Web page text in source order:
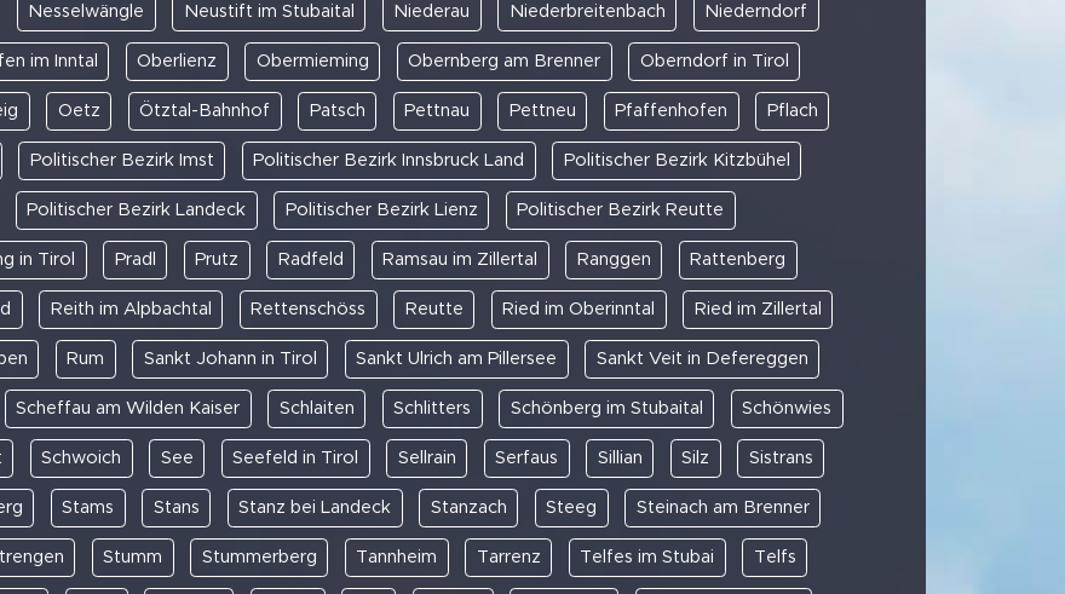
Nesselwängle Neustift im Stubaital Niederau Niederbreitenbach Niederndorf
im Inntal Oberlienz Obermieming Obernberg am Brenner Oberndorf in Tirol
Oetz Ötztal-Bahnhof Patsch Pettnau Pettneu Pfaffenhofen Pflach
Politischer Bezirk Imst Politischer Bezirk Innsbruck Land Politischer Bezirk Kitzbühel
Politischer Bezirk Landeck Politischer Bezirk Lienz Politischer Bezirk Reutte
in Tirol Pradl Prutz Radfeld Ramsau im Zillertal Ranggen Rattenberg
Reith im Alpbachtal Rettenschöss Reutte Ried im Oberinntal Ried im Zillertal
Rum Sankt Johann in Tirol Sankt Ulrich am Pillersee Sankt Veit in Defereggen
Scheffau am Wilden Kaiser Schlaiten Schlitters Schönberg im Stubaital Schönwies
Schwoich See Seefeld in Tirol Sellrain Serfaus Sillian Silz Sistrans
Stams Stans Stanz bei Landeck Stanzach Steeg Steinach am Brenner
Stumm Stummerberg Tannheim Tarrenz Telfes im Stubai Telfs